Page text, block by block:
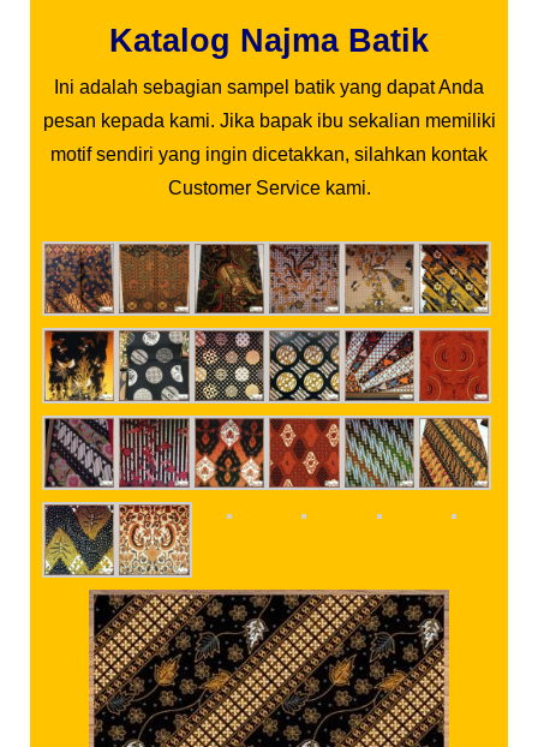
Katalog Najma Batik
Ini adalah sebagian sampel batik yang dapat Anda
pesan kepada kami. Jika bapak ibu sekalian memiliki
motif sendiri yang ingin dicetakkan, silahkan kontak
Customer Service kami.